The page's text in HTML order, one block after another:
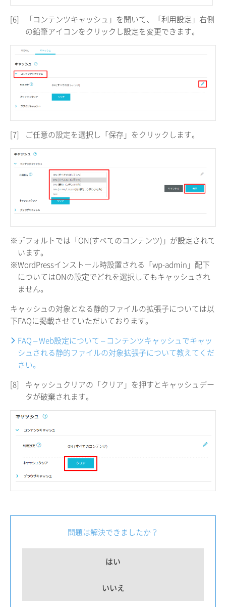
[6]
「コンテンツキャッシュ」を開いて、「利用設定」右側
の鉛筆アイコンをクリックし設定を変更できます。
[7] ご任意の設定を選択し「保存」をクリックします。
※デフォルトでは「ON(すべてのコンテンツ)」が設定されて
います。
※WordPressインストール時設置される「wp-admin」配下
についてはONの設定でどれを選択してもキャッシュされ
ません。
キャッシュの対象となる静的ファイルの拡張子については以
下FAQに掲載させていただいております。
FAQ – Web設定について – コンテンツキャッシュでキャッ
シュされる静的ファイルの対象拡張子について教えてくだ
さい。
[8]
キャッシュクリアの「クリア」を押すとキャッシュデー
タが破棄されます。
問題は解決できましたか？
はい
いいえ